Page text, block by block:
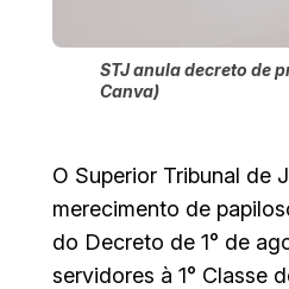
STJ anula decreto de
Canva)
O Superior Tribunal de
merecimento de
do Decreto de 1° de
servidores à 1° Classe